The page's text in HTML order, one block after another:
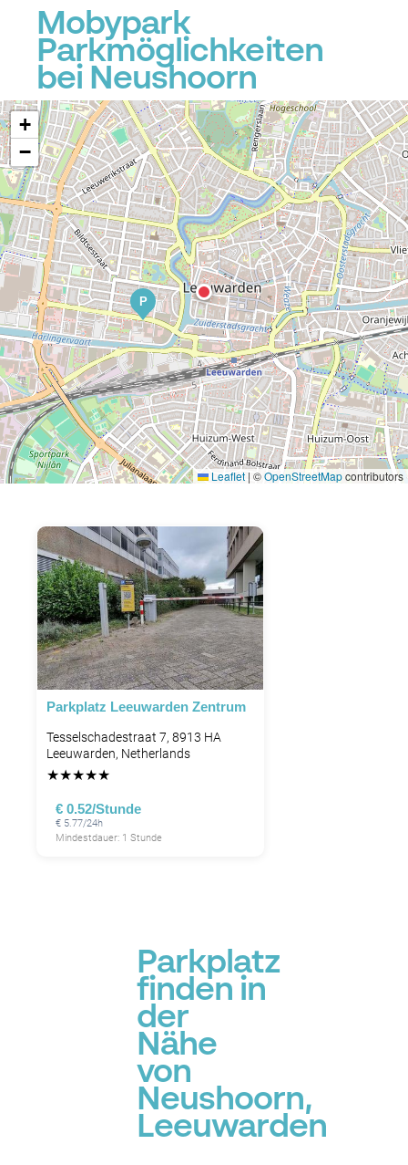
Mobypark
Parkmöglichkeiten
bei Neushoorn
P
+
−
Leaflet | ©OpenStreetMapcontributors
Parkplatz Leeuwarden Zentrum
Tesselschadestraat 7, 8913 HA
Leeuwarden, Netherlands
★★★★★
€ 0.52/Stunde
€ 5.77/24h
Mindestdauer: 1 Stunde
Parkplatz
finden in
der
Nähe
von
Neushoorn,
Leeuwarden